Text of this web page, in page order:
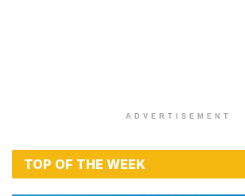
ADVERTISEMENT
TOP OF THE WEEK